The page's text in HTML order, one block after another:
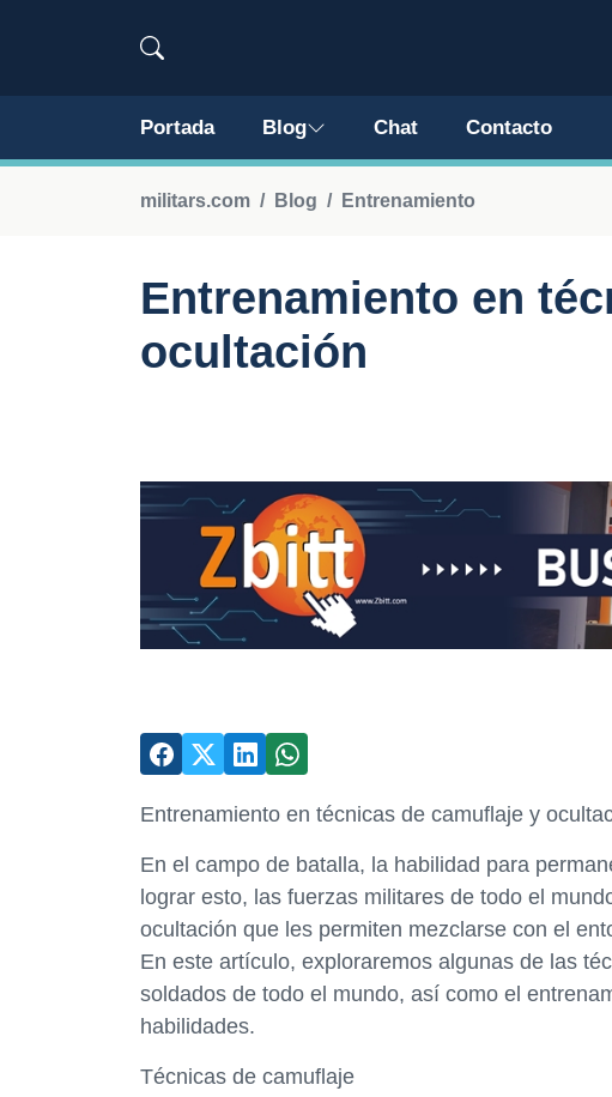
Portada Blog Chat Contacto
militars.com Blog Entrenamiento
Entrenamiento en
ocultación
Entrenamiento en técnicas de camuflaje y
En el campo de batalla, la habilidad para
lograr esto, las fuerzas militares de todo el
ocultación que les permiten mezclarse con el
En este artículo, exploraremos algunas de las
soldados de todo el mundo, así como el
habilidades.
Técnicas de camuflaje